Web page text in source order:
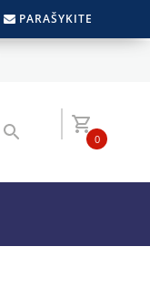
PARAŠYKITE
0